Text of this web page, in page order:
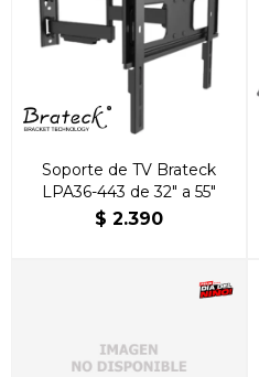
Soporte de TV Brateck
LPA36-443 de 32″ a 55″
$ 2.390